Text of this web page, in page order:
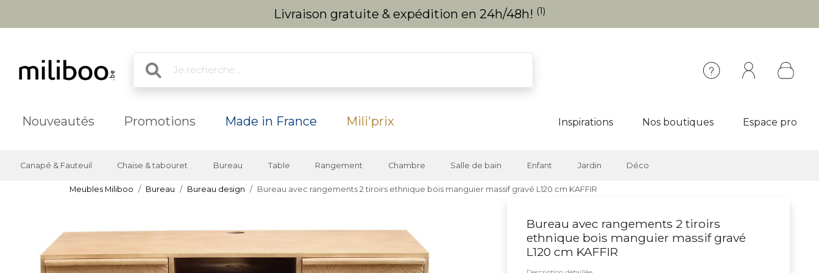
Livraison gratuite & expédition en 24h/48h! (1)
Nouveautés Promotions Made in France Mili'prix Inspirations Nos boutiques Espace pro
Canapé & Fauteuil Chaise & tabouret Bureau Table Rangement Chambre Salle de bain Enfant Jardin Déco
Meubles Miliboo Bureau Bureau design Bureau avec rangements 2 tiroirs ethnique bois manguier massif gravé L120 cm KAFFIR
Bureau avec rangements 2 tiroirs
ethnique bois manguier massif gravé
L120 cm KAFFIR